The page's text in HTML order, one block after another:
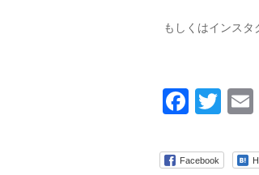
もしくはインスタ
Facebook